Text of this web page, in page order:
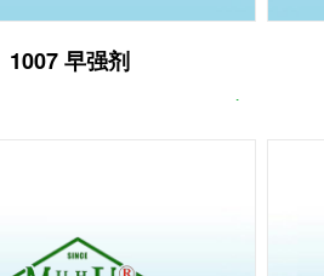
1007 早强剂